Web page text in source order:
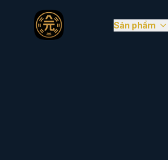
Sản phẩm